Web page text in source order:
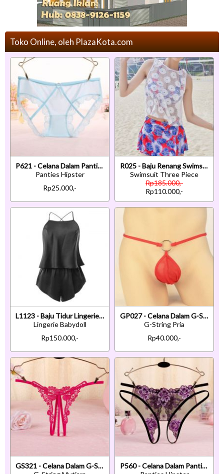
Toko Online, oleh PlazaKota.com
P621 - Celana Dalam Panties Hipster Biru Transparan Renda Terbuka Belakang
Panties Hipster
Rp25.000,-
R025 - Baju Renang Swimsuit Three Piece Halterneck Putih Bra Kawat Cup Busa Baju Transparan
Swimsuit Three Piece
Rp185.000,-
Rp110.000,-
L1123 - Baju Tidur Lingerie Babydoll Mini Dress Tali Silang Hitam Ikat Belakang Celana Pendek
Lingerie Babydoll
Rp150.000,-
GP027 - Celana Dalam G-String Pria Merah Transparan
G-String Pria
Rp40.000,-
GS321 - Celana Dalam G-String Mutiara T-Back Crotchless Magenta
P560 - Celana Dalam Panties Hipster Hitam Transparan Bunga Ungu Crotchless Tali 2